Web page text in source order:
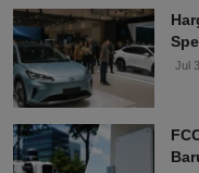
Jul